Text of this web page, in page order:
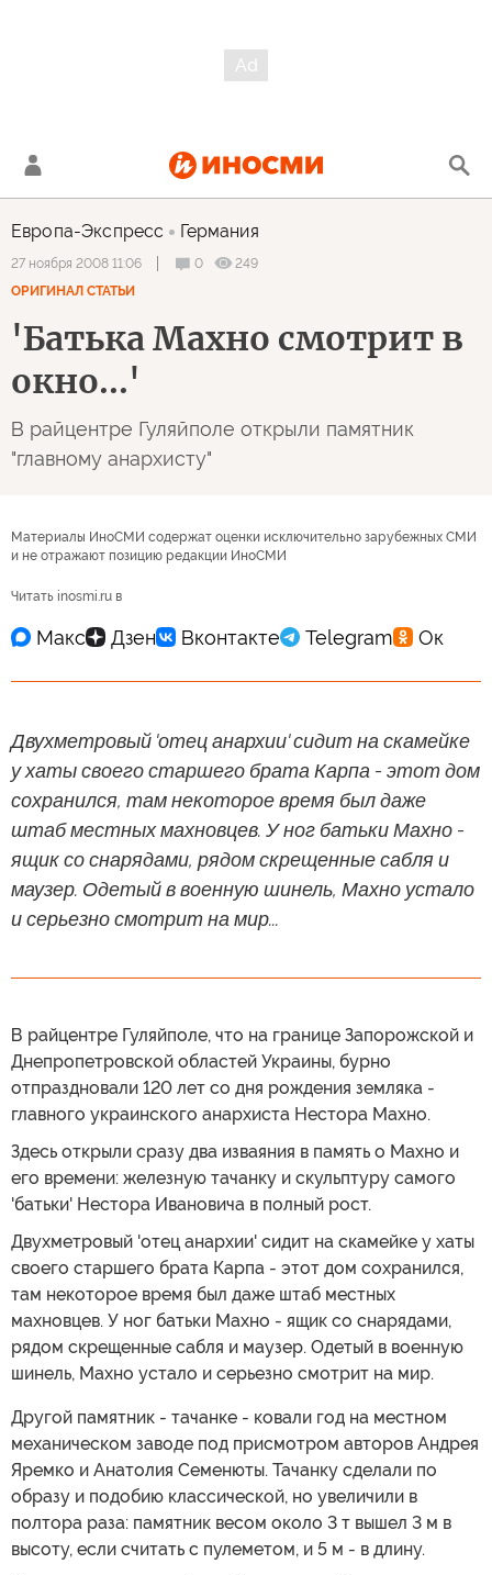
Европа-Экспресс Германия
27 ноября 2008 11:06 0
249
ОРИГИНАЛ СТАТЬИ
'Батька Махно смотрит в
окно...'
В райцентре Гуляйполе открыли памятник
"главному анархисту"
Материалы ИноСМИ содержат оценки исключительно зарубежных СМИ
и не отражают позицию редакции ИноСМИ
Читать inosmi.ru в
Двухметровый 'отец анархии' сидит на скамейке
у хаты своего старшего брата Карпа - этот дом
сохранился, там некоторое время был даже
штаб местных махновцев. У ног батьки Махно -
ящик со снарядами, рядом скрещенные сабля и
маузер. Одетый в военную шинель, Махно устало
и серьезно смотрит на мир...
В райцентре Гуляйполе, что на границе Запорожской и
Днепропетровской областей Украины, бурно
отпраздновали 120 лет со дня рождения земляка -
главного украинского анархиста Нестора Махно.
Здесь открыли сразу два изваяния в память о Махно и
его времени: железную тачанку и скульптуру самого
'батьки' Нестора Ивановича в полный рост.
Двухметровый 'отец анархии' сидит на скамейке у хаты
своего старшего брата Карпа - этот дом сохранился,
там некоторое время был даже штаб местных
махновцев. У ног батьки Махно - ящик со снарядами,
рядом скрещенные сабля и маузер. Одетый в военную
шинель, Махно устало и серьезно смотрит на мир.
Другой памятник - тачанке - ковали год на местном
механическом заводе под присмотром авторов Андрея
Яремко и Анатолия Семенюты. Тачанку сделали по
образу и подобию классической, но увеличили в
полтора раза: памятник весом около 3 т вышел 3 м в
высоту, если считать с пулеметом, и 5 м - в длину.